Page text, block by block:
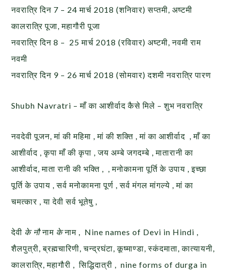
नवरात्रि दिन 7 – 24 मार्च 2018 (शनिवार) सप्तमी, अष्टमी
कालरात्रि पूजा, महागौरी पूजा
नवरात्रि दिन 8 – 25 मार्च 2018 (रविवार) अष्टमी, नवमी राम
नवमी
नवरात्रि दिन 9 – 26 मार्च 2018 (सोमवार) दशमी नवरात्रि पारण
Shubh Navratri – माँ का आशीर्वाद कैसे मिले – शुभ नवरात्रि
नवदेवी पूजन, मां की महिमा , मां की शक्ति , मां का आशीर्वाद , माँ का
आशीर्वाद , कृपा माँ की कृपा , जय अम्बे जगदम्बे , मातारानी का
आशीर्वाद, माता रानी की भक्ति , , मनोकामना पूर्ति के उपाय , इच्छा
पूर्ति के उपाय , सर्व मनोकामना पूर्ण , सर्व मंगल मांगल्ये , मां का
चमत्कार , या देवी सर्व भूतेषु ,
देवी के नौनाम केनाम , Nine names of Devi in Hindi ,
शैलपुत्री, ब्रह्मचारिणी, चन्द्रघंटा, कूष्माण्डा, स्कंदमाता, कात्यायनी,
कालरात्रि, महागौरी , सिद्धिदात्री , nine forms of durga in